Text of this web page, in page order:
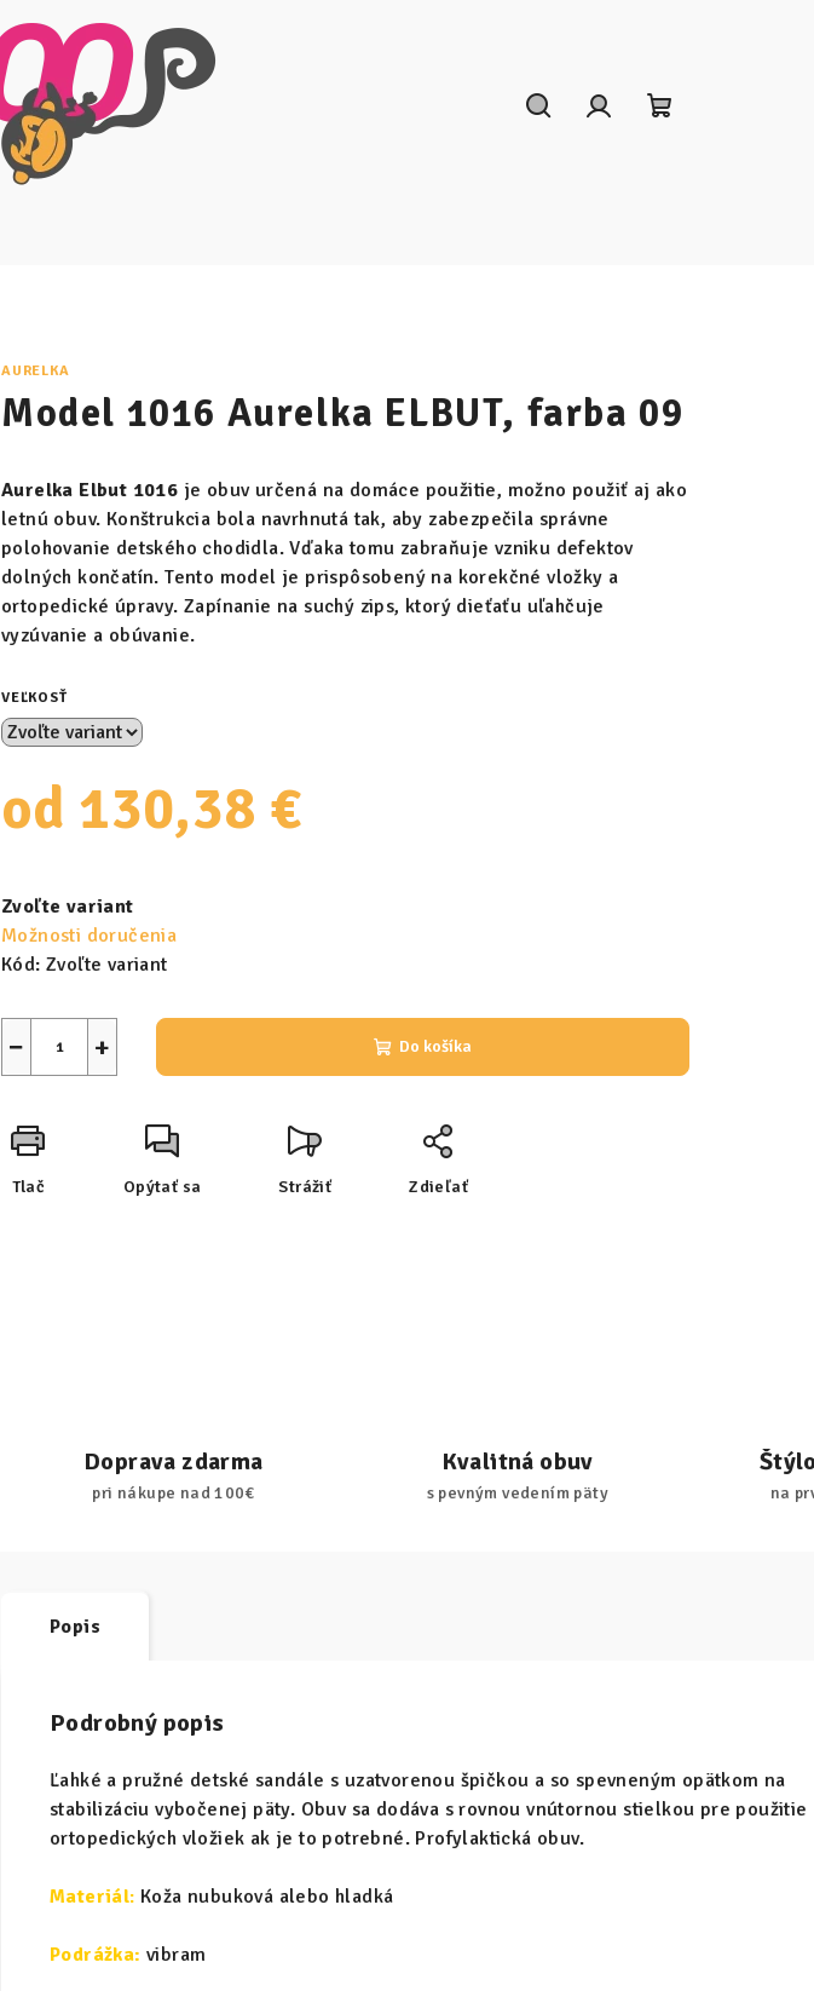
AURELKA
Model 1016 Aurelka ELBUT, farba 09
Aurelka Elbut 1016 je obuv určená na domáce použitie, možno použiť aj ako
letnú obuv. Konštrukcia bola navrhnutá tak, aby zabezpečila správne
polohovanie detského chodidla. Vďaka tomu zabraňuje vzniku defektov
dolných končatín. Tento model je prispôsobený na korekčné vložky a
ortopedické úpravy. Zapínanie na suchý zips, ktorý dieťaťu uľahčuje
vyzúvanie a obúvanie.
VEĽKOSŤ
od 130,38 €
cena:
Zvoľte variant
Možnosti doručenia
Kód: Zvoľte variant
+
− Do košíka
Tlač Opýtať sa Strážiť Zdieľať
Doprava zdarma
pri nákupe nad 100€
Kvalitná obuv
s pevným vedením päty na
Popis
Podrobný popis
Ľahké a pružné detské sandále s uzatvorenou špičkou a so spevneným opätkom na
stabilizáciu vybočenej päty. Obuv sa dodáva s rovnou vnútornou stielkou pre použitie
ortopedických vložiek ak je to potrebné. Profylaktická obuv.
Materiál: Koža nubuková alebo hladká
Podrážka: vibram